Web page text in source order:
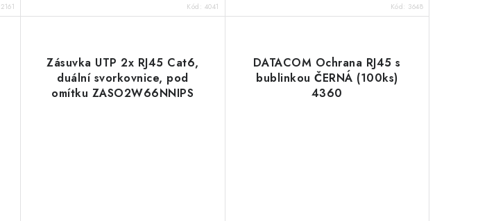
2161 Kód: 4041 Kód: 3648
Zásuvka UTP 2x RJ45 Cat6,
duální svorkovnice, pod
omítku ZASO2W66NNIPS
DATACOM Ochrana RJ45 s
bublinkou ČERNÁ (100ks)
4360